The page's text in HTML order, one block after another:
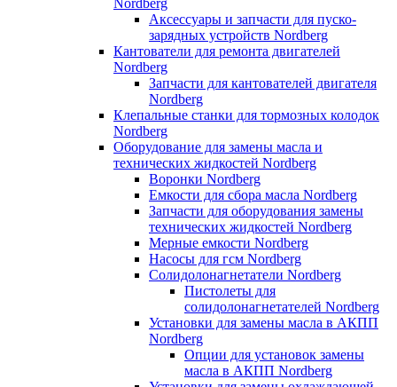
Аксессуары и запчасти для пуско-
зарядных устройств Nordberg
Кантователи для ремонта двигателей
Nordberg
Запчасти для кантователей двигателя
Nordberg
Клепальные станки для тормозных колодок
Nordberg
Оборудование для замены масла и
технических жидкостей Nordberg
Воронки Nordberg
Емкости для сбора масла Nordberg
Запчасти для оборудования замены
технических жидкостей Nordberg
Мерные емкости Nordberg
Насосы для гсм Nordberg
Солидолонагнетатели Nordberg
Пистолеты для
солидолонагнетателей Nordberg
Установки для замены масла в АКПП
Nordberg
Опции для установок замены
масла в АКПП Nordberg